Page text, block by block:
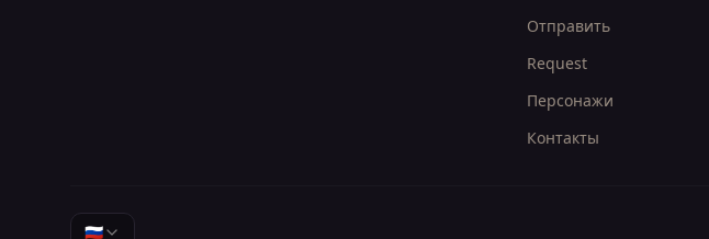
Отправить
Request
Персонажи
Контакты
🇷🇺